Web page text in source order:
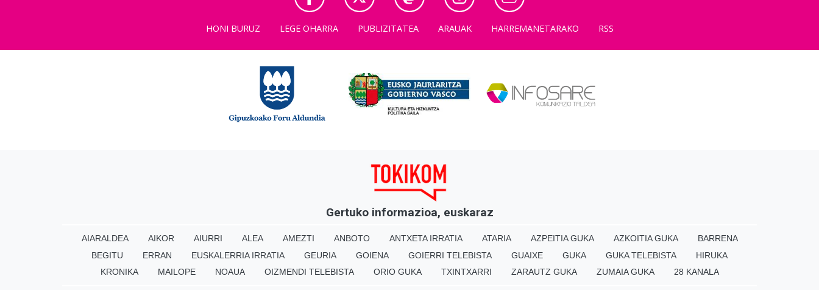
HONI BURUZ LEGE OHARRA PUBLIZITATEA ARAUAK HARREMANETARAKO RSS
Gertuko informazioa, euskaraz
AIARALDEA AIKOR AIURRI ALEA AMEZTI ANBOTO ANTXETA IRRATIA ATARIA AZPEITIA GUKA AZKOITIA GUKA
BARRENA
BEGITU
ERRAN EUSKALERRIA IRRATIA GEURIA GOIENA GOIERRI TELEBISTA GUAIXE GUKA GUKA TELEBISTA
HIRUKA
KRONIKA
MAILOPE NOAUA OIZMENDI TELEBISTA ORIO GUKA TXINTXARRI ZARAUTZ GUKA ZUMAIA GUKA 28 KANALA